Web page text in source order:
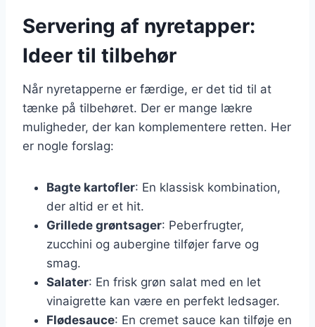
Servering af nyretapper:
Ideer til tilbehør
Når nyretapperne er færdige, er det tid til at
tænke på tilbehøret. Der er mange lækre
muligheder, der kan komplementere retten. Her
er nogle forslag:
Bagte kartofler: En klassisk kombination,
der altid er et hit.
Grillede grøntsager: Peberfrugter,
zucchini og aubergine tilføjer farve og
smag.
Salater: En frisk grøn salat med en let
vinaigrette kan være en perfekt ledsager.
Flødesauce: En cremet sauce kan tilføje en